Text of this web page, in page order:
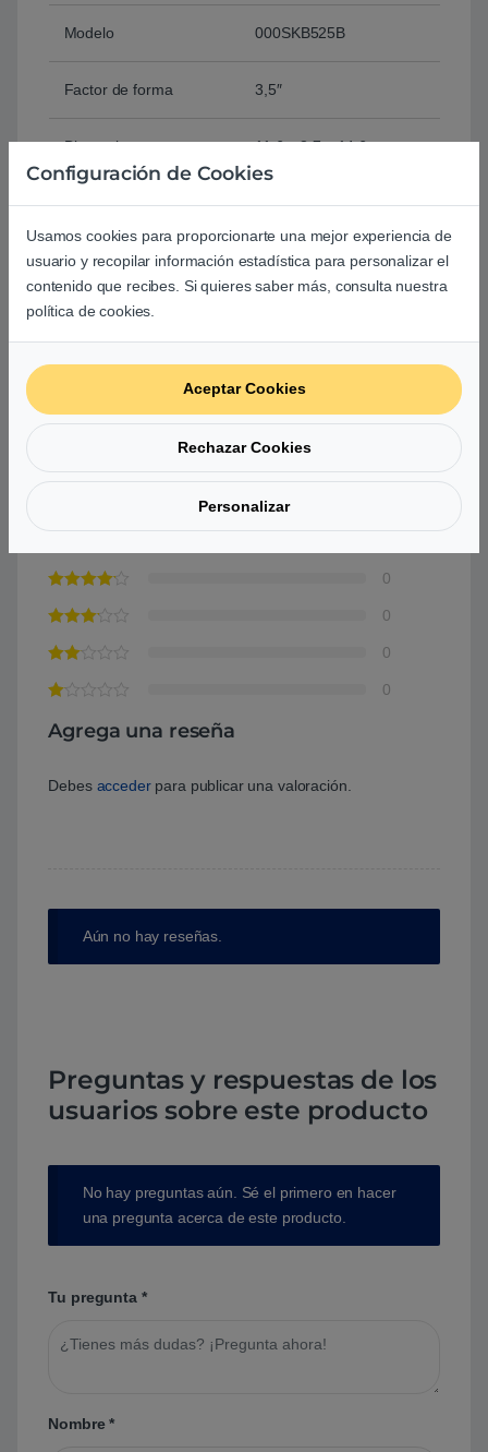
Modelo ‎000SKB525B
Factor de forma 3,5″
Dimensiones ‎11.6 x 3.7 x 14.6 cm
Peso 150 g
Color Negro
Comprar Sharkoon HDD/SSD 5,25″ a 3,5″ o 2.,5″ –
Adaptador
Basado en 0 reseñas
0
0
0
0
Agrega una reseña
Debes accederpara publicar una valoración.
Aún no hay reseñas.
Preguntas y respuestas de los
usuarios sobre este producto
No hay preguntas aún. Sé el primero en hacer
una pregunta acerca de este producto.
Tu pregunta *
Nombre*
Configuración de Cookies
Usamos cookies para proporcionarte una mejor experiencia de
usuario y recopilar información estadística para personalizar el
contenido que recibes. Si quieres saber más, consulta nuestra
política de cookies.
Aceptar Cookies
Rechazar Cookies
Personalizar